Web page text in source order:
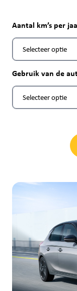
Aantal km’s per
Gebruik van de